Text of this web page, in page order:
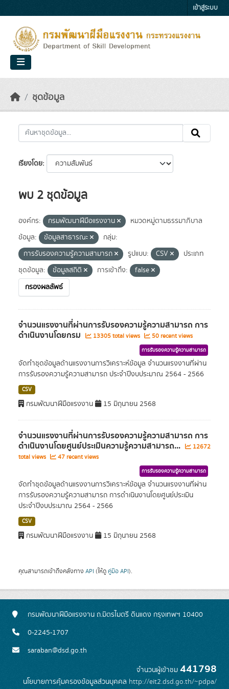
เข้าสู่ระบบ
ชุดข้อมูล
เรียงโดย
พบ 2 ชุดข้อมูล
องค์กร: กรมพัฒนาฝีมือแรงงาน
หมวดหมู่ตามธรรมาภิบาล
ข้อมูล:
ข้อมูลสาธารณะ
กลุ่ม:
การรับรองความรู้ความสามารถ
รูปแบบ: CSV
ประเภท
ชุดข้อมูล:
ข้อมูลสถิติ การเข้าถึง:
false
กรองผลลัพธ์
จำนวนแรงงานที่ผ่านการรับรองความรู้ความสามารถ การ
ดำเนินงานโดยกรม 13305 total views 50 recent views
การรับรองความรู้ความสามารถ
จัดทำชุดข้อมูลด้านแรงงานการวิเคราะห์ข้อมูล จำนวนแรงงานที่ผ่าน
การรับรองความรู้ความสามารถ ประจำปีงบประมาณ 2564 - 2566
CSV
กรมพัฒนาฝีมือแรงงาน 15 มิถุนายน 2568
จำนวนแรงงานที่ผ่านการรับรองความรู้ความสามารถ การ
ดำเนินงานโดยศูนย์ประเมินความรู้ความสามารถ...
12672
total views
47 recent views
การรับรองความรู้ความสามารถ
จัดทำชุดข้อมูลด้านแรงงานการวิเคราะห์ข้อมูล จำนวนแรงงานที่ผ่าน
การรับรองความรู้ความสามารถ การดำเนินงานโดยศูนย์ประเมิน
ประจำปีงบประมาณ 2564 - 2566
CSV
กรมพัฒนาฝีมือแรงงาน 15 มิถุนายน 2568
คุณสามารถเข้าถึงคลังทาง API (ให้ดู คู่มือ API).
กรมพัฒนาฝีมือแรงงาน ถ.มิตรไมตรี ดินแดง กรุงเทพฯ 10400
0-2245-1707
saraban@dsd.go.th
จำนวนผู้เข้าชม 441798
นโยบายการคุ้มครองข้อมูลส่วนบุคคล http://eit2.dsd.go.th/~pdpa/